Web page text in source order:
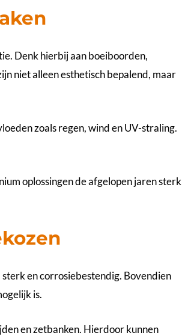
Denk hierbij aan boeiboorden,
niet alleen esthetisch bepalend, maar
zoals regen, wind en UV-straling.
oplossingen de afgelopen jaren sterk
en corrosiebestendig. Bovendien
is.
en zetbanken. Hierdoor kunnen